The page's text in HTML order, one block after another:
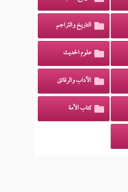
التاريخ والتراجم
علوم الحديث
الآداب والرقائق
كتاب الأمة